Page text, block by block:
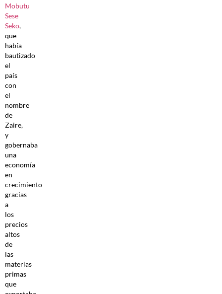
Mobutu
Sese
Seko,
que
había
bautizado
el
país
con
el
nombre
de
Zaire,
y
gobernaba
una
economía
en
crecimiento
gracias
a
los
precios
altos
de
las
materias
primas
que